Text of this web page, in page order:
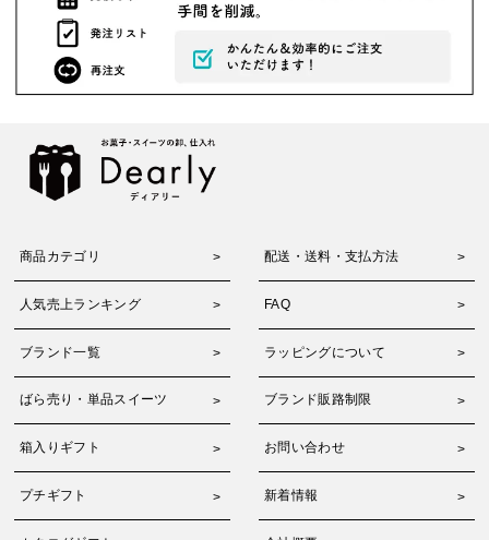
商品カテゴリ 配送・送料・支払方法
人気売上ランキング FAQ
ブランド一覧 ラッピングについて
ばら売り・単品スイーツ ブランド販路制限
箱入りギフト お問い合わせ
プチギフト 新着情報